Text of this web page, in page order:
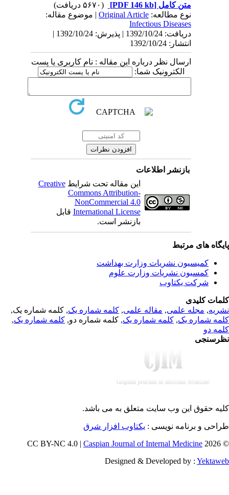
متن کامل[PDF 146 kb]
نوع مطالعه:Original Article| موضوع مقاله:
Infectious Diseases
دریافت: 1392/10/24 | پذیرش: 1392/10/24 |
انتشار: 1392/10/24
ارسال نظر درباره این مقاله : نام کاربری یا پست
الکترونیک شما:
بازنشر اطلاعات
این مقاله تحت شرایطCreative
Commons Attribution-
NonCommercial 4.0
International Licenseقابل
بازنشر است.
های مرتبط
کمیسیون نشریات وزارت بهداشت
کمسیون نشریات وزارت علوم
شرکت یکتاوب
کلیدی
,مجله علمی, مقاله علمی, کلمه شماره یک, کلمه شماره یک,
شماره یک,کلمه شماره یک, کلمه شماره دو,کلمه شماره یک,
دو
حقوق این وب سایت متعلق بهمی باشد.
و برنامه نویسی : یکتاوب افزار شرق
©
Caspian Journal of Internal Medicine
Designed & Developed by :